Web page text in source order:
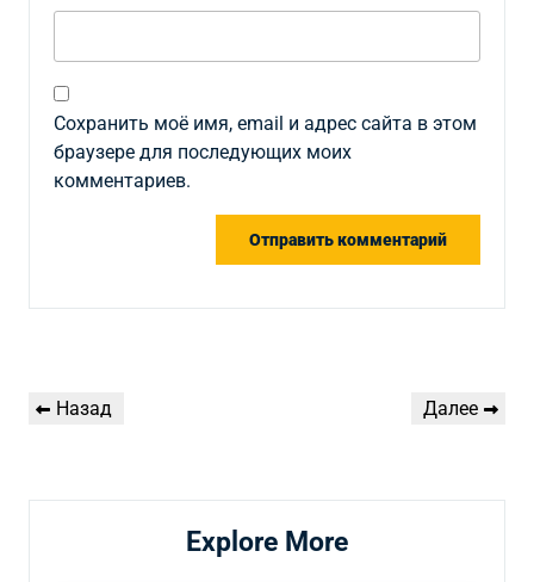
Сохранить моё имя, email и адрес сайта в этом
браузере для последующих моих
комментариев.
по
Предыдущая
Назад
Следующая
Далее
Explore More